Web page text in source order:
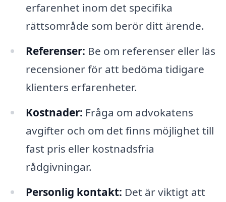
erfarenhet inom det specifika
rättsområde som berör ditt ärende.
Referenser: Be om referenser eller läs
recensioner för att bedöma tidigare
klienters erfarenheter.
Kostnader: Fråga om advokatens
avgifter och om det finns möjlighet till
fast pris eller kostnadsfria
rådgivningar.
Personlig kontakt: Det är viktigt att